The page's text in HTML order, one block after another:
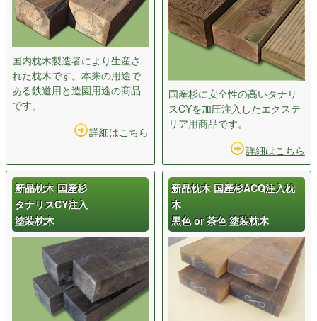
国内枕木製造者により生産さ
れた枕木です。本来の用途で
ある鉄道用と造園用途の商品
です。
詳細はこちら
国産杉に安全性の高いタナリ
スCYを加圧注入したエクステ
リア用商品です。
詳細はこちら
新品枕木 国産杉
タナリスCY注入
塗装枕木
新品枕木 国産杉ACQ注入枕
木
黒色 or 茶色 塗装枕木